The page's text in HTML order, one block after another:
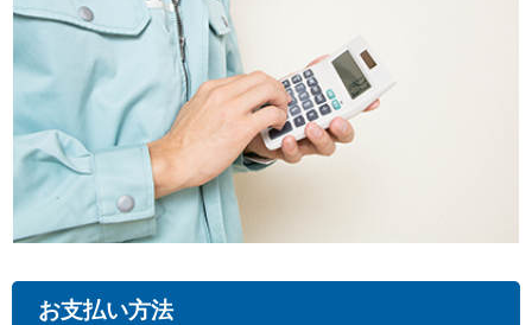
お支払い方法